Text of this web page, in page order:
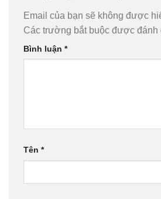
Email của bạn sẽ không được
Các trường bắt buộc được đánh
Bình luận *
Tên *